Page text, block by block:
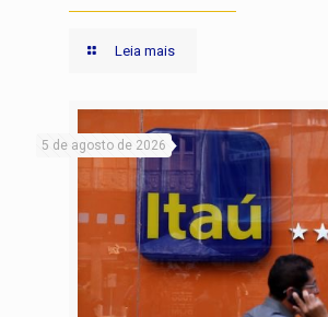
Leia mais
5 de agosto de 2026